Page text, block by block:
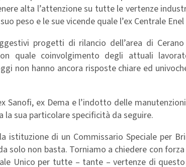
alta l’attenzione su tutte le vertenze
peso e le sue vicende quale l’ex Centrale Enel
progetti di rilancio dell’area di Cerano
quale coinvolgimento degli attuali
non hanno ancora risposte chiare ed
Sanofi, ex Dema e l’indotto delle
la sua particolare specificità da seguire.
istituzione di un Commissario Speciale per
solo non basta. Torniamo a chiedere con
Unico per tutte – tante – vertenze di